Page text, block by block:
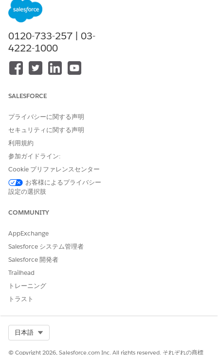
Enterprise
必要なユーザー権限
データを管理し、候補者の加
アプリケーションランチャーで、
Clinical Excellence コンソールアプリケーションで [調査研
をクリックします。
調査研究レコードページで、
ックします。
ビルダーから、システム管理者が設定した包含条件と除外条件
を選択します。
選択した条件に一致する候補の合計数を計算するには、
をクリックします。
[候補者を表示]
候補者を選択します。
[Update Candidate Status (候補者の状況を更新)]
ックします。
ップから、[Select New Status (新規状況を選択)] 項目か
らオプションを選択します。
[状況の更新理由] 項目で、状況の更新の理由を説明しま
一度に最大 100 件のレコードのみを選択できます。
変更を保存します。
0120-733-257 | 03-
4222-1000
SALESFORCE
プライバシーに関する声明
セキュリティに関する声明
利用規約
参加ガイドライン:
Cookie プリファレンスセンター
お客様によるプライバシー
設定の選択肢
COMMUNITY
AppExchange
Salesforce システム管理者
Salesforce 開発者
Trailhead
トレーニング
トラスト
日本語
© Copyright 2026, Salesforce.com Inc. All rights reserved. それぞれの商標